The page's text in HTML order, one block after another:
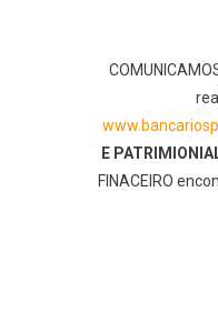
E
FINACEIRO